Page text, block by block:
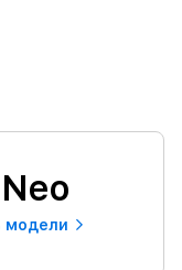
модели